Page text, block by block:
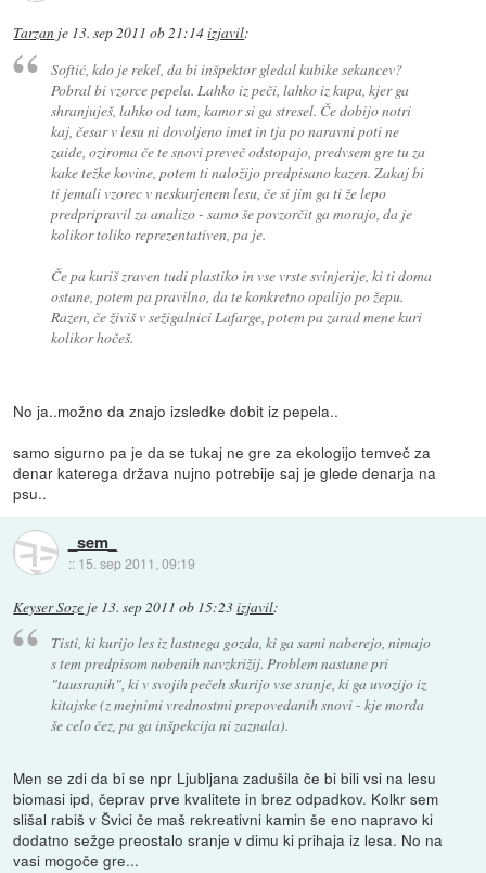
Tarzan je 13. sep 2011 ob 21:14izjavil:
Softić, kdo je rekel, da bi inšpektor gledal kubike sekancev?
Pobral bi vzorce pepela. Lahko iz peči, lahko iz kupa, kjer ga
shranjuješ, lahko od tam, kamor si ga stresel. Če dobijo notri
kaj, česar v lesu ni dovoljeno imet in tja po naravni poti ne
zaide, oziroma če te snovi preveč odstopajo, predvsem gre tu za
kake težke kovine, potem ti naložijo predpisano kazen. Zakaj bi
ti jemali vzorec v neskurjenem lesu, če si jim ga ti že lepo
predpripravil za analizo - samo še povzorčit ga morajo, da je
kolikor toliko reprezentativen, pa je.
Če pa kuriš zraven tudi plastiko in vse vrste svinjerije, ki ti doma
ostane, potem pa pravilno, da te konkretno opalijo po žepu.
Razen, če živiš v sežigalnici Lafarge, potem pa zarad mene kuri
kolikor hočeš.
No ja..možno da znajo izsledke dobit iz pepela..
samo sigurno pa je da se tukaj ne gre za ekologijo temveč za
denar katerega država nujno potrebije saj je glede denarja na
psu..
_sem_
:: 15. sep 2011, 09:19
Keyser Soze je 13. sep 2011 ob 15:23izjavil:
Tisti, ki kurijo les iz lastnega gozda, ki ga sami naberejo, nimajo
s tem predpisom nobenih navzkrižij. Problem nastane pri
"tausranih", ki v svojih pečeh skurijo vse sranje, ki ga uvozijo iz
kitajske (z mejnimi vrednostmi prepovedanih snovi - kje morda
še celo čez, pa ga inšpekcija ni zaznala).
Men se zdi da bi se npr Ljubljana zadušila če bi bili vsi na lesu
biomasi ipd, čeprav prve kvalitete in brez odpadkov. Kolkr sem
slišal rabiš v Švici če maš rekreativni kamin še eno napravo ki
dodatno sežge preostalo sranje v dimu ki prihaja iz lesa. No na
vasi mogoče gre...